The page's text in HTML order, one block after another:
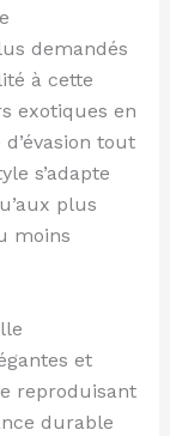
demandés
à cette
exotiques en
tout
s’adapte
plus
moins
et
reproduisant
durable